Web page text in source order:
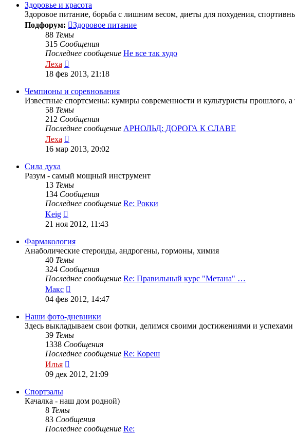
сообщению
Здоровье и красота
Здоровое питание, борьба с лишним весом, диеты для похудения,
Подфорум:
Здоровое питание
88 Темы
315 Сообщения
Последнее сообщение Не все так худо
Леха
к
сообщению
18 фев 2013, 21:18
Чемпионы и соревнования
Известные спортсмены: кумиры современности и культуристы
58 Темы
212 Сообщения
Последнее сообщение АРНОЛЬД: ДОРОГА К СЛАВЕ
Леха
к
16 мар 2013, 20:02
Сила духа
Разум - самый мощный инструмент
13 Темы
134 Сообщения
Последнее сообщение Re: Рокки
Keig
к
сообщению
21 ноя 2012, 11:43
Фармакология
Анаболические стероиды, андрогены, гормоны, химия
40 Темы
324 Сообщения
Последнее сообщение Re: Правильный курс "Метана" …
Макс
к
сообщению
04 фев 2012, 14:47
Наши фото-дневники
Здесь выкладываем свои фотки, делимся своими достижениями и успехами
39 Темы
1338 Сообщения
Последнее сообщение Re: Кореш
Илья
к
09 дек 2012, 21:09
Спортзалы
Качалка - наш дом родной)
8 Темы
83 Сообщения
Последнее сообщение Re: